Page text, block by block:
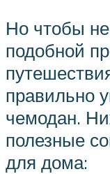
Но чтобы
подобной
правильно
чемодан.
полезные
для дома: